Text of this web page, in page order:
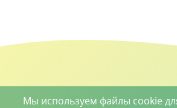
Мы используем файлы cookie